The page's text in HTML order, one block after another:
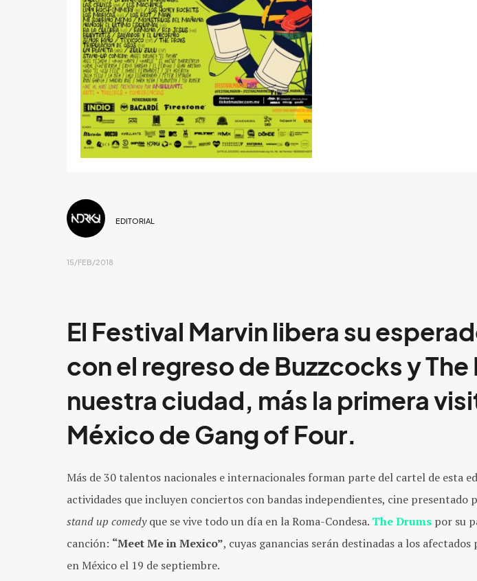
EDITORIAL
15/FEB/2018
El Festival Marvin libera su
con el regreso de BuzzcocksyThe
nuestra ciudad, más la primera
México deGang of Four.
Más de 30 talentos nacionales e internacionales forman parte del cartel de esta
actividades que incluyen conciertos con bandas independientes, cine presentado
stand up comedyque se vive todo un día en la Roma-Condesa. The Drums por su
canción: “Meet Me in Mexico”, cuyas ganancias serán destinadas a los afectados
en México el 19 de septiembre.